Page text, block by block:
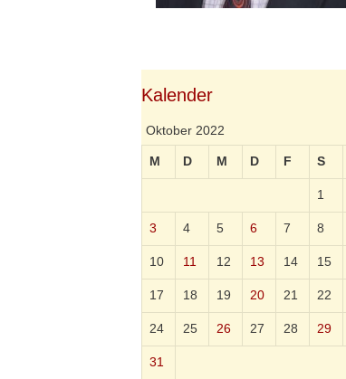
Kalender
Oktober 2022
M D M D F S
1
3 4 5 6 7 8
10 11 12 13 14 15
17 18 19 20 21 22
24 25 26 27 28 29
31